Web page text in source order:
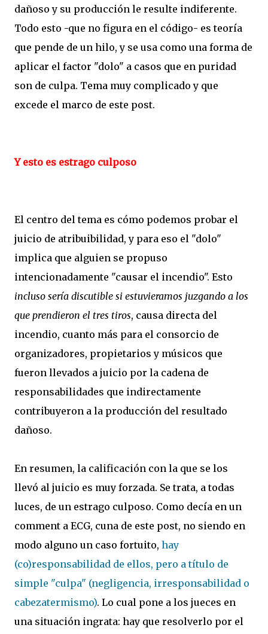
dañoso y su producción le resulte indiferente.
Todo esto -que no figura en el código- es teoría
que pende de un hilo, y se usa como una forma de
aplicar el factor "dolo" a casos que en puridad
son de culpa. Tema muy complicado y que
excede el marco de este post.
Y esto es estrago culposo
El centro del tema es cómo podemos probar el
juicio de atribuibilidad, y para eso el "dolo"
implica que alguien se propuso
intencionadamente "causar el incendio". Esto
incluso sería discutible si estuvieramos juzgando a los
que prendieron el tres tiros, causa directa del
incendio, cuanto más para el consorcio de
organizadores, propietarios y músicos que
fueron llevados a juicio por la cadena de
responsabilidades que indirectamente
contribuyeron a la producción del resultado
dañoso.
En resumen, la calificación con la que se los
llevó al juicio es muy forzada. Se trata, a todas
luces, de un estrago culposo. Como decía en un
comment a ECG, cuna de este post, no siendo en
modo alguno un caso fortuito, hay
(co)responsabilidad de ellos, pero a título de
simple "culpa" (negligencia, irresponsabilidad o
cabezatermismo). Lo cual pone a los jueces en
una situación ingrata: hay que resolverlo por el